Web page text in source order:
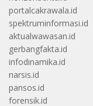
portalcakrawala.id
spektruminformasi.id
aktualwawasan.id
gerbangfakta.id
infodinamika.id
narsis.id
pansos.id
forensik.id